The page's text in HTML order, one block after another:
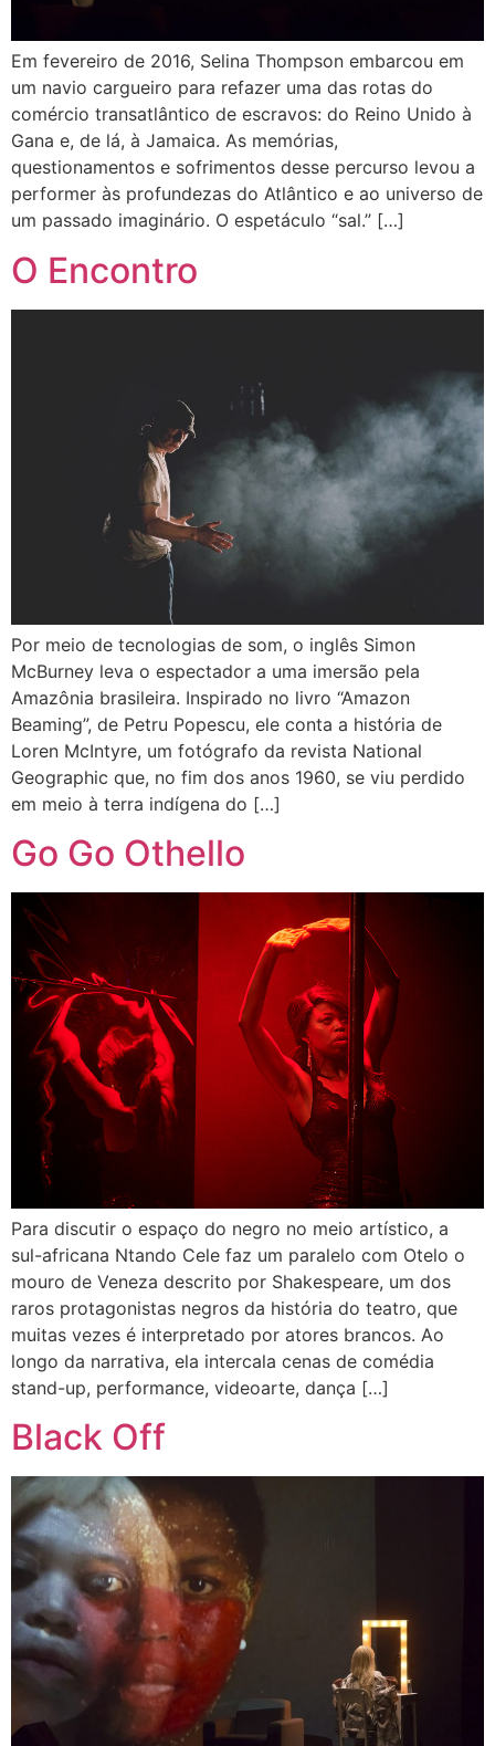
Em fevereiro de 2016, Selina Thompson embarcou em
um navio cargueiro para refazer uma das rotas do
comércio transatlântico de escravos: do Reino Unido à
Gana e, de lá, à Jamaica. As memórias,
questionamentos e sofrimentos desse percurso levou a
performer às profundezas do Atlântico e ao universo de
um passado imaginário. O espetáculo “sal.” […]
O Encontro
Por meio de tecnologias de som, o inglês Simon
McBurney leva o espectador a uma imersão pela
Amazônia brasileira. Inspirado no livro “Amazon
Beaming”, de Petru Popescu, ele conta a história de
Loren McIntyre, um fotógrafo da revista National
Geographic que, no fim dos anos 1960, se viu perdido
em meio à terra indígena do […]
Go Go Othello
Para discutir o espaço do negro no meio artístico, a
sul-africana Ntando Cele faz um paralelo com Otelo o
mouro de Veneza descrito por Shakespeare, um dos
raros protagonistas negros da história do teatro, que
muitas vezes é interpretado por atores brancos. Ao
longo da narrativa, ela intercala cenas de comédia
stand-up, performance, videoarte, dança […]
Black Off